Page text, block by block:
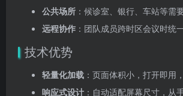
公共场所 ：候诊室、银行、车站等需
远程协作 ：团队成员跨时区会议时统
技术优势
轻量化加载 ：页面体积小，打开即用
响应式设计 ：自动适配屏幕尺寸，从